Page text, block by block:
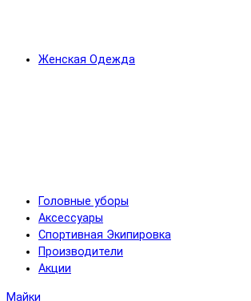
Женская Одежда
Головные уборы
Аксессуары
Спортивная Экипировка
Производители
Акции
Майки